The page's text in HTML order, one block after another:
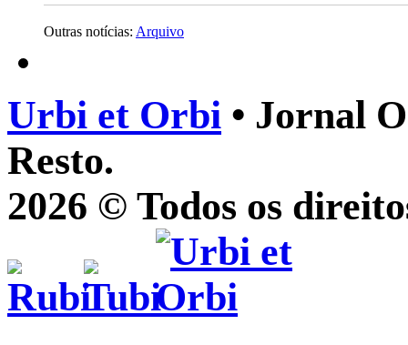
Outras notícias: Arquivo
Urbi et Orbi • Jornal
Resto.
2026 © Todos os